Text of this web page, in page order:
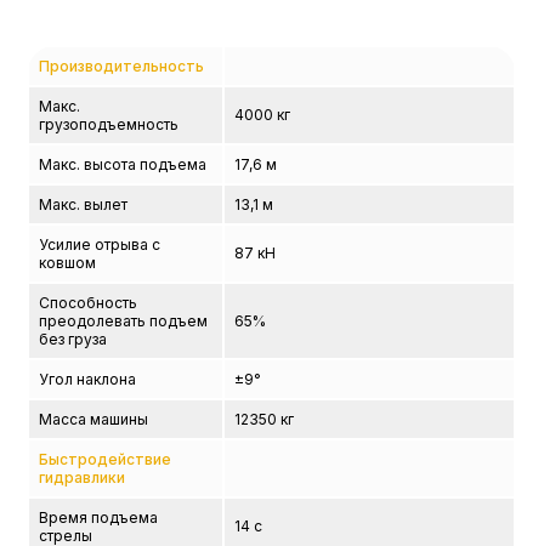
Производительность
Макс.
грузоподъемность
4000 кг
Макс. высота подъема 17,6 м
Макс. вылет 13,1 м
Усилие отрыва с
ковшом
87 кН
Способность
преодолевать подъем
без груза
65%
Угол наклона ±9°
Масса машины 12350 кг
Быстродействие
гидравлики
Время подъема
стрелы
14 с